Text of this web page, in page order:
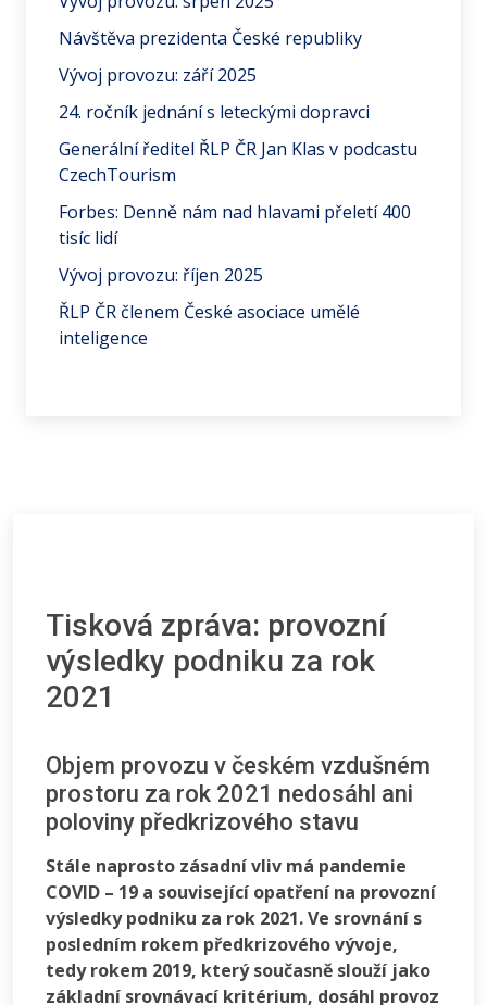
Návštěva prezidenta České republiky
Vývoj provozu: září 2025
24. ročník jednání s leteckými dopravci
Generální ředitel ŘLP ČR Jan Klas v podcastu
CzechTourism
Forbes: Denně nám nad hlavami přeletí 400
tisíc lidí
Vývoj provozu: říjen 2025
ŘLP ČR členem České asociace umělé
inteligence
Tisková zpráva: provozní
výsledky podniku za rok
2021
Objem provozu v českém vzdušném
prostoru za rok 2021 nedosáhl ani
poloviny předkrizového stavu
Stále naprosto zásadní vliv má pandemie
COVID – 19 a související opatření na provozní
výsledky podniku za rok 2021. Ve srovnání s
posledním rokem předkrizového vývoje,
tedy rokem 2019, který současně slouží jako
základní srovnávací kritérium, dosáhl provoz